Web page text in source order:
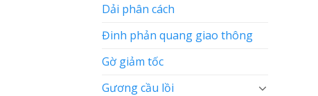
Dải phân cách
Đinh phản quang giao thông
Gờ giảm tốc
Gương cầu lồi